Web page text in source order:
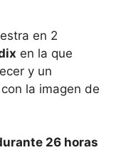
en 2
en la que
y un
la imagen de
26 horas